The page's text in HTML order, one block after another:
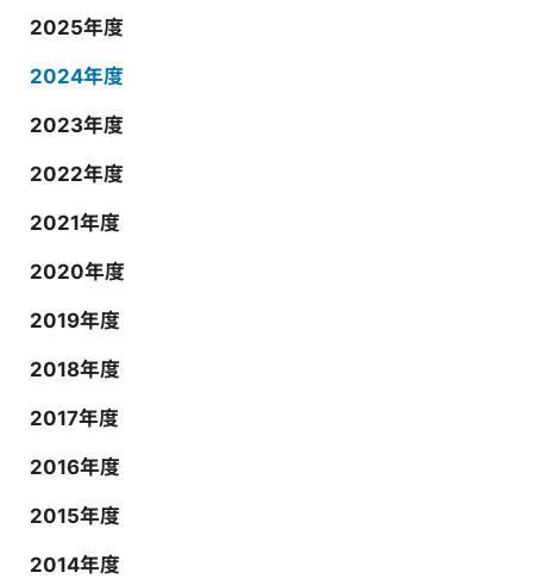
2025年度
2024年度
2023年度
2022年度
2021年度
2020年度
2019年度
2018年度
2017年度
2016年度
2015年度
2014年度